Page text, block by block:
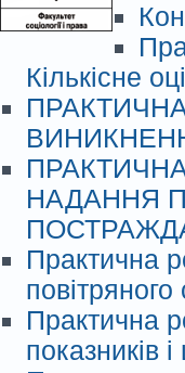
Кількісне
НАДАННЯ
Практична
Практична
показників